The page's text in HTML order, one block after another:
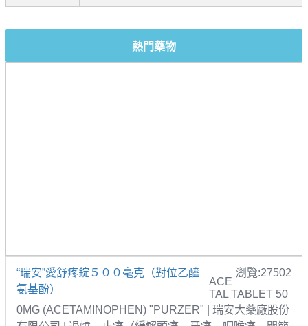
熱門藥物
“瑞安”愛舒疼錠５００毫克（對位乙醯
氨基酚）
瀏覽:27502
ACE
TAL TABLET 50
0MG (ACETAMINOPHEN) "PURZER" | 瑞安大藥廠股份